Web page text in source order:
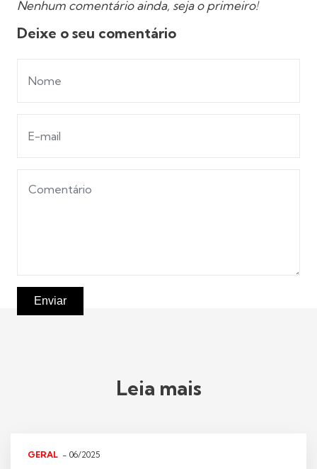
Nenhum comentário ainda, seja o primeiro!
Deixe o seu comentário
Enviar
Leia mais
GERAL - 06/2025